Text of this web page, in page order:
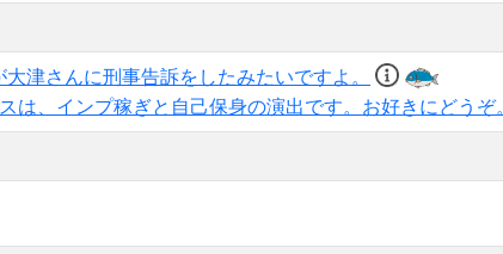
津さんに刑事告訴をしたみたいですよ。
は、インプ稼ぎと自己保身の演出です。お好きにどうぞ。